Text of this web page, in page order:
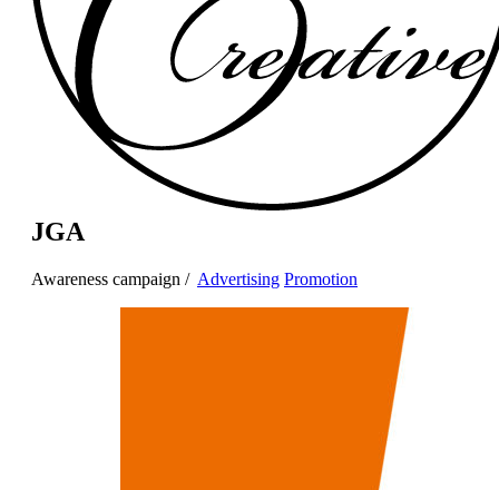
JGA
Awareness campaign / Advertising Promotion